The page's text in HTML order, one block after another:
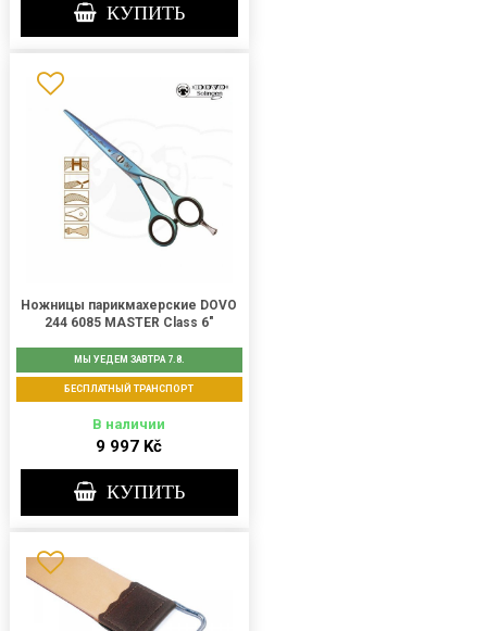
КУПИТЬ
Ножницы парикмахерские DOVO
244 6085 MASTER Class 6"
МЫ УЕДЕМ ЗАВТРА 7.8.
БЕСПЛАТНЫЙ ТРАНСПОРТ
В наличии
9 997 Kč
КУПИТЬ